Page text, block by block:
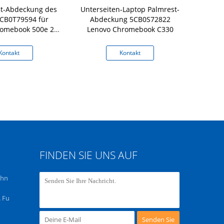
Abdeckung des
für
500e 2.
Unterseiten-Laptop Palmrest-
Abdeckung 5CB0S72822
Lenovo Chromebook C330
Kontakt
Fu
FINDEN SIE UNS AUF
Senden Sie